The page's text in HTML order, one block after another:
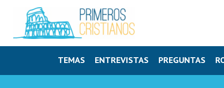
TEMAS ENTREVISTAS PREGUNTAS